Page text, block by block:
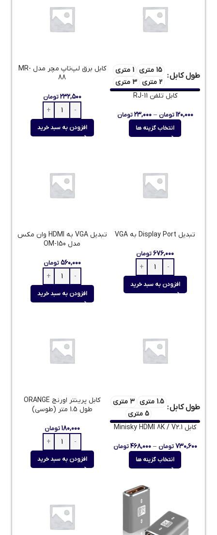
طول کابل
15 متری
1 متری
2 متری
3 متری
کابل تلفن RJ-11
۱۲۰,۰۰۰ تومان – ۲۳,۰۰۰ تومان
انتخاب گزینه ها
کابل برق لپ‌تاپ مچر مدل MR-
88
۲۳۲,۵۰۰ تومان
افزودن به سبد خرید
تبدیل Display Port به VGA
۶۷۶,۰۰۰تومان
افزودن به سبد خرید
تبدیل VGA به HDMI وان مکس
مدل OM-150
۵۶۰,۰۰۰ تومان
افزودن به سبد خرید
طول کابل
1.5 متری
3 متری
5 متری
کابل Minisky HDMI 8K / V2.1
۷۳۰,۶۰۰ تومان – ۴۶۸,۰۰۰ تومان
انتخاب گزینه ها
کابل پرینتر اورنج ORANGE
طول 1.5 متر (طوسی)
۱۸۰,۰۰۰ تومان
افزودن به سبد خرید